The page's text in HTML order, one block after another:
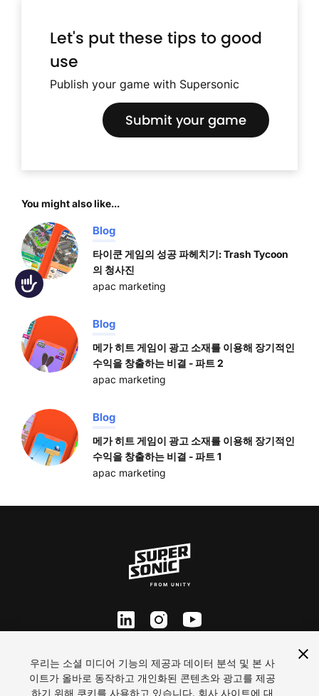
Accessibility
Let's put these tips to good
use
Publish your game with Supersonic
Submit your game
You might also like...
Blog
타이쿤 게임의 성공 파헤치기: Trash Tycoon
의 청사진
apac marketing
Blog
메가 히트 게임이 광고 소재를 이용해 장기적인
수익을 창출하는 비결 - 파트 2
apac marketing
Blog
메가 히트 게임이 광고 소재를 이용해 장기적인
수익을 창출하는 비결 - 파트 1
apac marketing
ln inst yt
Contact Us
Careers
우리는 소셜 미디어 기능의 제공과 데이터 분석 및 본 사
이트가 올바로 동작하고 개인화된 콘텐츠와 광고를 제공
하기 위해 쿠키를 사용하고 있습니다. 회사 사이트에 대